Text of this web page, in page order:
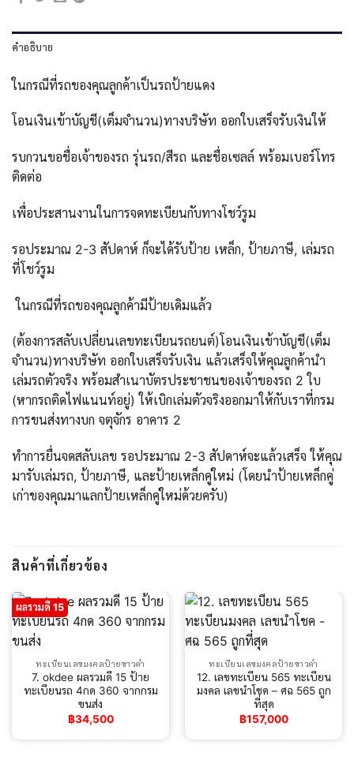
คำอธิบาย
ในกรณีที่รถของคุณลูกค้าเป็นรถป้ายแดง
โอนเงินเข้าบัญชี(เต็มจำนวน)ทางบริษัท ออกใบเสร็จรับเงินให้
รบกวนขอชื่อเจ้าของรถ รุ่นรถ/สีรถ และชื่อเซลล์ พร้อมเบอร์โทร
ติดต่อ
เพื่อประสานงานในการจดทะเบียนกับทางโชว์รูม
รอประมาณ 2-3 สัปดาห์ ก็จะได้รับป้าย เหล็ก, ป้ายภาษี, เล่มรถ
ที่โชว์รูม
ในกรณีที่รถของคุณลูกค้ามีป้ายเดิมแล้ว
(ต้องการสลับเปลี่ยนเลขทะเบียนรถยนต์)โอนเงินเข้าบัญชี(เต็ม
จำนวน)ทางบริษัท ออกใบเสร็จรับเงิน แล้วเสร็จให้คุณลูกค้านำ
เล่มรถตัวจริง พร้อมสำเนาบัตรประชาชนของเจ้าของรถ 2 ใบ
(หากรถติดไฟแนนท์อยู่) ให้เบิกเล่มตัวจริงออกมาให้กับเราที่กรม
การขนส่งทางบก จตุจักร อาคาร 2
ทำการยื่นจดสลับเลข รอประมาณ 2-3 สัปดาห์จะแล้วเสร็จ ให้คุณ
มารับเล่มรถ, ป้ายภาษี, และป้ายเหล็กคู่ใหม่ (โดยนำป้ายเหล็กคู่
เก่าของคุณมาแลกป้ายเหล็กคู่ใหม่ด้วยครับ)
สินค้าที่เกี่ยวข้อง
ผลรวมดี 15
ทะเบียนเลขมงคลป้ายขาวดำ
7. okdee ผลรวมดี 15 ป้าย
ทะเบียนรถ 4กด 360 จากกรม
ขนส่ง
฿34,500
ทะเบียนเลขมงคลป้ายขาวดำ
12. เลขทะเบียน 565 ทะเบียน
มงคล เลขนำโชค – ศฉ 565 ถูก
ที่สุด
฿157,000